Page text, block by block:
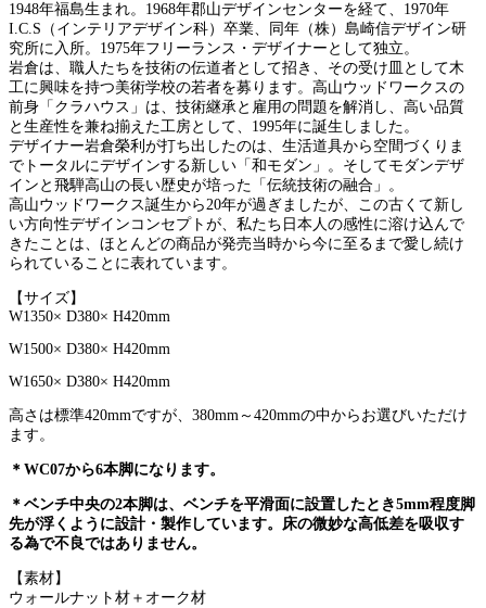
1948年福島生まれ。1968年郡山デザインセンターを経て、1970年
I.C.S（インテリアデザイン科）卒業、同年（株）島崎信デザイン研
究所に入所。1975年フリーランス・デザイナーとして独立。
岩倉は、職人たちを技術の伝道者として招き、その受け皿として木
工に興味を持つ美術学校の若者を募ります。高山ウッドワークスの
前身「クラハウス」は、技術継承と雇用の問題を解消し、高い品質
と生産性を兼ね揃えた工房として、1995年に誕生しました。
デザイナー岩倉榮利が打ち出したのは、生活道具から空間づくりま
でトータルにデザインする新しい「和モダン」。そしてモダンデザ
インと飛騨高山の長い歴史が培った「伝統技術の融合」。
高山ウッドワークス誕生から20年が過ぎましたが、この古くて新し
い方向性デザインコンセプトが、私たち日本人の感性に溶け込んで
きたことは、ほとんどの商品が発売当時から今に至るまで愛し続け
られていることに表れています。
【サイズ】
W1350× D380× H420mm
W1500× D380× H420mm
W1650× D380× H420mm
高さは標準420mmですが、380mm～420mmの中からお選びいただけ
ます。
＊WC07から6本脚になります。
＊ベンチ中央の2本脚は、ベンチを平滑面に設置したとき5mm程度脚
先が浮くように設計・製作しています。床の微妙な高低差を吸収す
る為で不良ではありません。
【素材】
ウォールナット材＋オーク材